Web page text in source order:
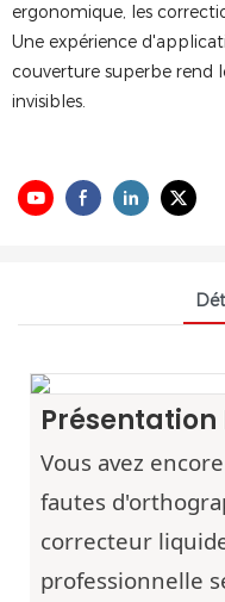
ergonomique, les
Une expérience
couverture superbe rend
invisibles.
Présentation
Vous avez
fautes
correcteur
professionnelle